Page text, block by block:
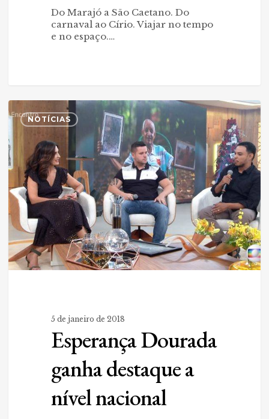
Do Marajó a São Caetano. Do
carnaval ao Círio. Viajar no tempo
e no espaço.…
Esperança
Dourada
ganha
destaque
a
nível
nacional
NOTÍCIAS
5 de janeiro de 2018
Esperança Dourada
ganha destaque a
nível nacional